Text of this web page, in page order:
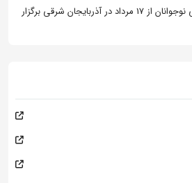
اردوی تیم ملی کشتی ساحلی نوجوانان از 17 مرداد در آذربایجان شرقی برگزار